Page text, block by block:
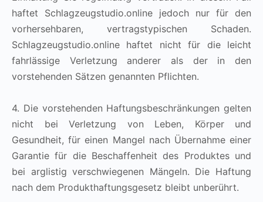
haftet Schlagzeugstudio.online jedoch nur für den
vorhersehbaren, vertragstypischen Schaden.
Schlagzeugstudio.online haftet nicht für die leicht
fahrlässige Verletzung anderer als der in den
vorstehenden Sätzen genannten Pflichten.
4. Die vorstehenden Haftungsbeschränkungen gelten
nicht bei Verletzung von Leben, Körper und
Gesundheit, für einen Mangel nach Übernahme einer
Garantie für die Beschaffenheit des Produktes und
bei arglistig verschwiegenen Mängeln. Die Haftung
nach dem Produkthaftungsgesetz bleibt unberührt.